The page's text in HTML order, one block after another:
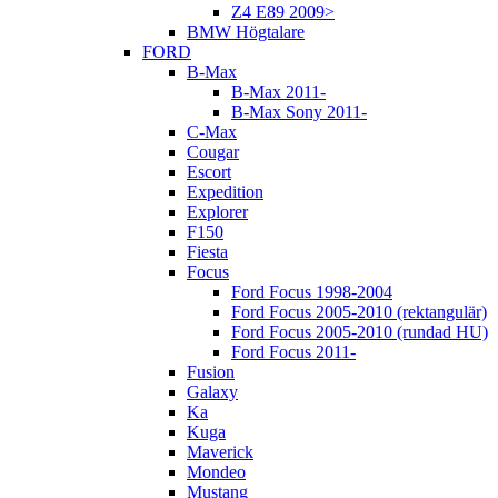
Z4 E89 2009>
BMW Högtalare
FORD
B-Max
B-Max 2011-
B-Max Sony 2011-
C-Max
Cougar
Escort
Expedition
Explorer
F150
Fiesta
Focus
Ford Focus 1998-2004
Ford Focus 2005-2010 (rektangulär)
Ford Focus 2005-2010 (rundad HU)
Ford Focus 2011-
Fusion
Galaxy
Ka
Kuga
Maverick
Mondeo
Mustang